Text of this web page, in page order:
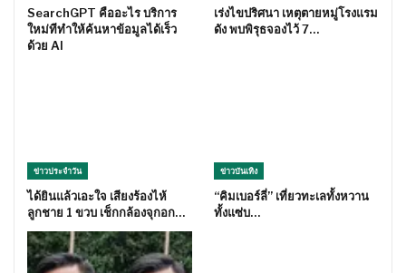
SearchGPT คืออะไร บริการ
ใหม่ทีทำให้ค้นหาข้อมูลได้เร็ว
ด้วย AI
เร่งไขปริศนา เหตุตายหมู่โรงแรม
ดัง พบพิรุธจองไว้ 7…
ข่าวประจำวัน
ได้ยินแล้วเอะใจ เสียงร้องไห้
ลูกชาย 1 ขวบ เช็กกล้องจุกอก…
ข่าวบันเทิง
“คิมเบอร์ลี่” เที่ยวทะเลทั้งหวาน
ทั้งแซ่บ…